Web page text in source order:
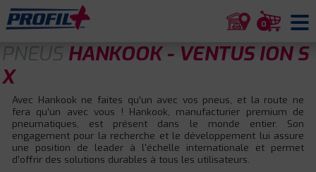
0
PNEUS HANKOOK - VENTUS ION S
X
Avec Hankook ne faites qu’un avec vos pneus, et la route ne
fera qu’un avec vous ! Hankook, manufacturier premium de
pneumatiques, est présent dans le monde entier. Son
engagement pour la recherche et le développement lui assure
une position de leader à l'échelle internationale et permet
d’offrir des solutions durables à tous les utilisateurs.